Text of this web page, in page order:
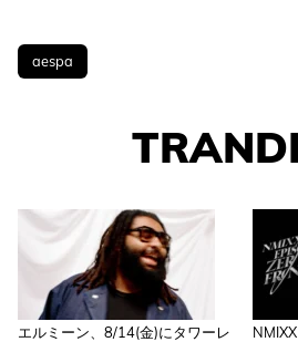
aespa
エルミーン、8/14(金)にタワーレ